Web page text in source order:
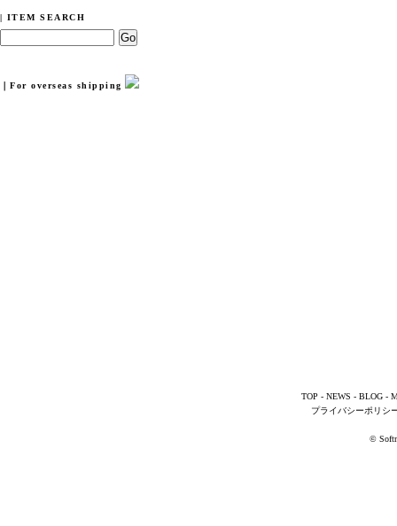
| ITEM SEARCH
｜For overseas shipping
TOP - NEWS - BLOG -
プライバシーポリシ
©